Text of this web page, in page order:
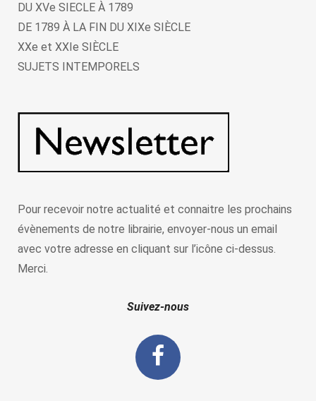
DU XVe SIECLE À 1789
DE 1789 À LA FIN DU XIXe SIÈCLE
XXe et XXIe SIÈCLE
SUJETS INTEMPORELS
Pour recevoir notre actualité et connaitre les prochains
évènements de notre librairie, envoyer-nous un email
avec votre adresse en cliquant sur l’icône ci-dessus.
Merci.
Suivez-nous